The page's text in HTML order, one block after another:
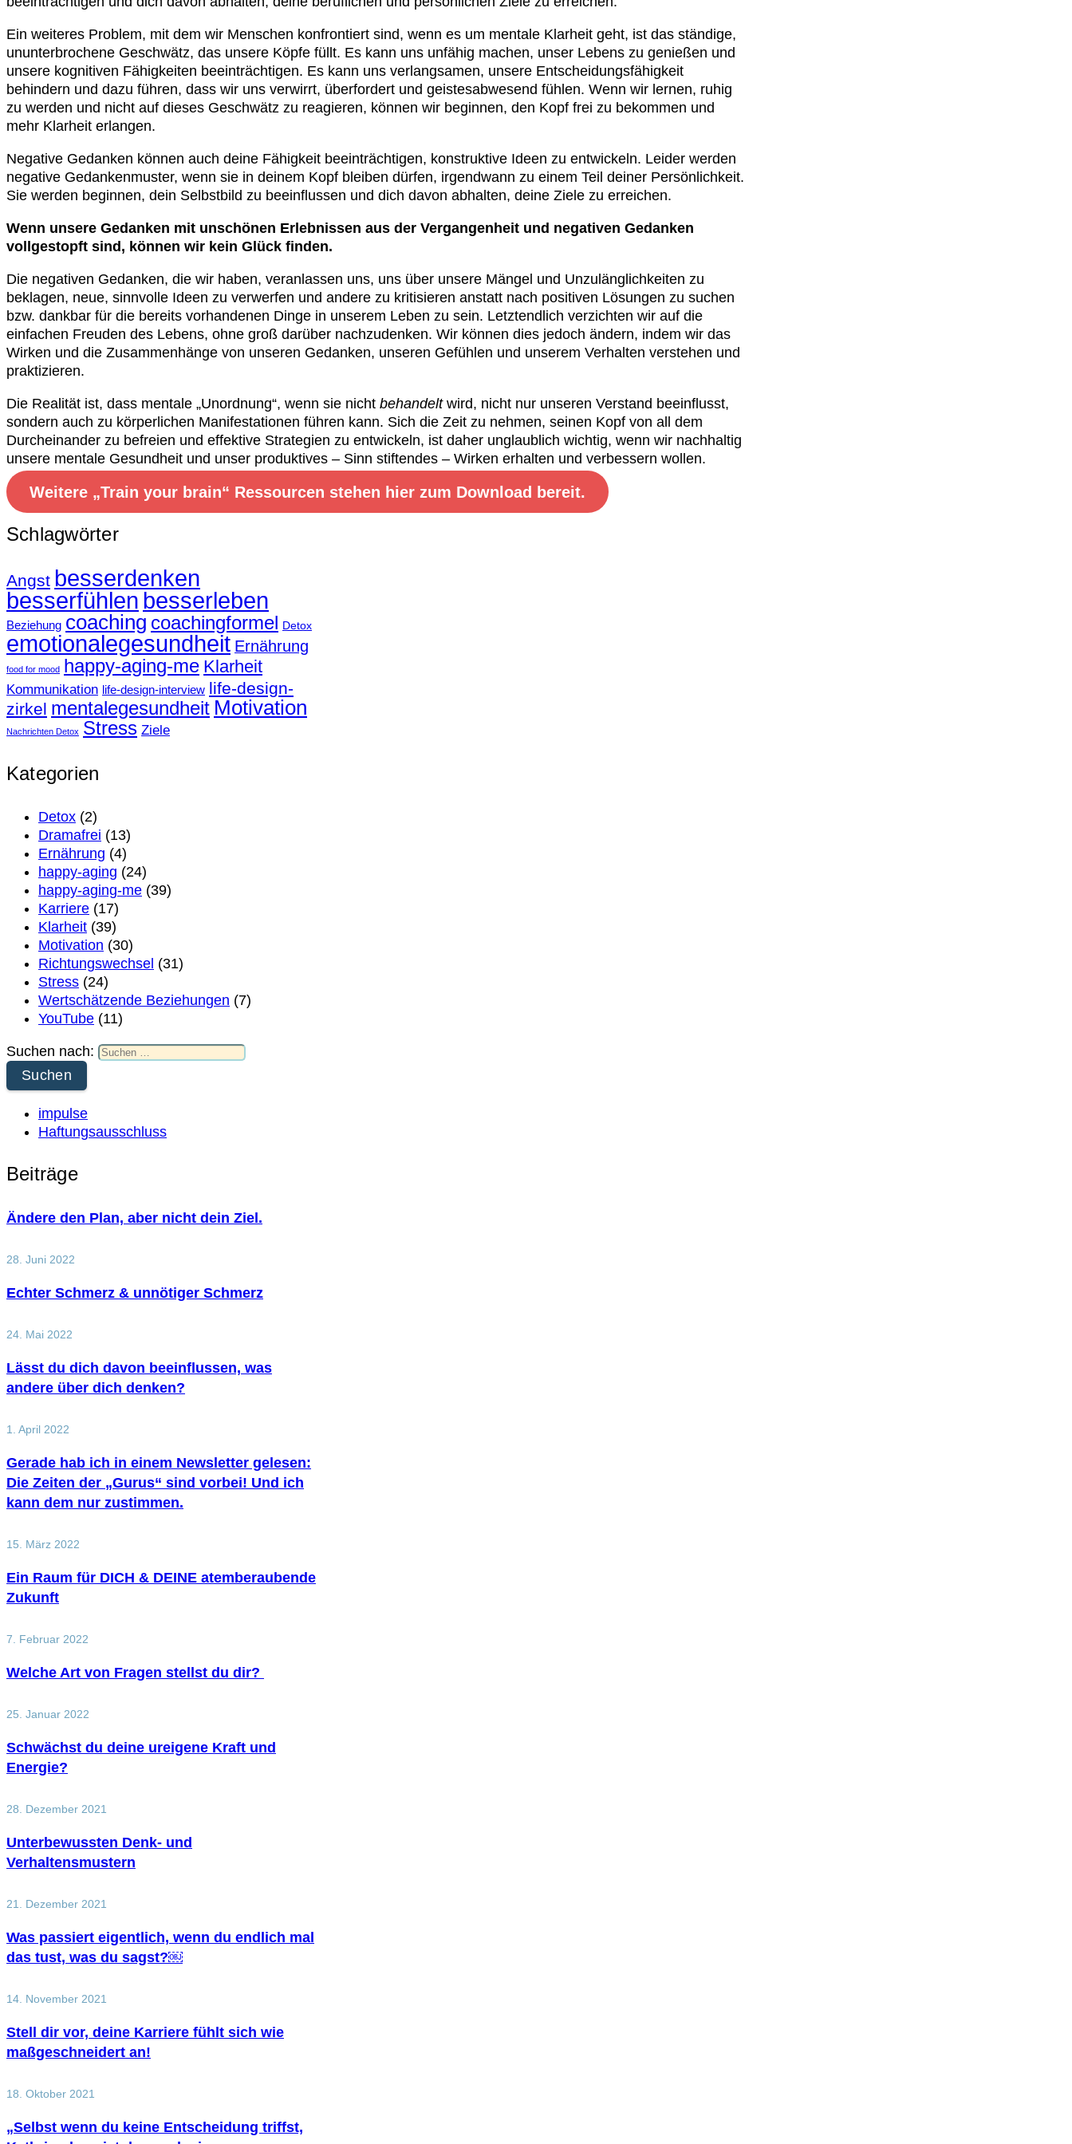
Ein weiteres Problem, mit dem wir Menschen konfrontiert sind, wenn es um mentale Klarheit geht, ist das ständige,
ununterbrochene Geschwätz, das unsere Köpfe füllt. Es kann uns unfähig machen, unser Lebens zu genießen und
unsere kognitiven Fähigkeiten beeinträchtigen. Es kann uns verlangsamen, unsere Entscheidungsfähigkeit
behindern und dazu führen, dass wir uns verwirrt, überfordert und geistesabwesend fühlen. Wenn wir lernen, ruhig
zu werden und nicht auf dieses Geschwätz zu reagieren, können wir beginnen, den Kopf frei zu bekommen und
mehr Klarheit erlangen.
Negative Gedanken können auch deine Fähigkeit beeinträchtigen, konstruktive Ideen zu entwickeln. Leider werden
negative Gedankenmuster, wenn sie in deinem Kopf bleiben dürfen, irgendwann zu einem Teil deiner Persönlichkeit.
Sie werden beginnen, dein Selbstbild zu beeinflussen und dich davon abhalten, deine Ziele zu erreichen.
Wenn unsere Gedanken mit unschönen Erlebnissen aus der Vergangenheit und negativen Gedanken
vollgestopft sind, können wir kein Glück finden.
Die negativen Gedanken, die wir haben, veranlassen uns, uns über unsere Mängel und Unzulänglichkeiten zu
beklagen, neue, sinnvolle Ideen zu verwerfen und andere zu kritisieren anstatt nach positiven Lösungen zu suchen
bzw. dankbar für die bereits vorhandenen Dinge in unserem Leben zu sein. Letztendlich verzichten wir auf die
einfachen Freuden des Lebens, ohne groß darüber nachzudenken. Wir können dies jedoch ändern, indem wir das
Wirken und die Zusammenhänge von unseren Gedanken, unseren Gefühlen und unserem Verhalten verstehen und
praktizieren.
Die Realität ist, dass mentale „Unordnung“, wenn sie nicht behandeltwird, nicht nur unseren Verstand beeinflusst,
sondern auch zu körperlichen Manifestationen führen kann. Sich die Zeit zu nehmen, seinen Kopf von all dem
Durcheinander zu befreien und effektive Strategien zu entwickeln, ist daher unglaublich wichtig, wenn wir nachhaltig
unsere mentale Gesundheit und unser produktives – Sinn stiftendes – Wirken erhalten und verbessern wollen.
Weitere „Train your brain“ Ressourcen stehen hier zum Download bereit.
Schlagwörter
Angst besserdenken
besserfühlen besserleben
Beziehung coaching coachingformel Detox
emotionalegesundheit Ernährung
food for mood happy-aging-me Klarheit
Kommunikation life-design-interview life-design-
zirkel mentalegesundheit Motivation
Nachrichten Detox Stress Ziele
Kategorien
Detox (2)
Dramafrei (13)
Ernährung (4)
happy-aging (24)
happy-aging-me (39)
Karriere (17)
Klarheit (39)
Motivation (30)
Richtungswechsel (31)
Stress (24)
Wertschätzende Beziehungen (7)
YouTube (11)
Suchen nach:
impulse
Haftungsausschluss
Beiträge
Ändere den Plan, aber nicht dein Ziel.
28. Juni 2022
Echter Schmerz & unnötiger Schmerz
24. Mai 2022
Lässt du dich davon beeinflussen, was
andere über dich denken?
1. April 2022
Gerade hab ich in einem Newsletter gelesen:
Die Zeiten der „Gurus“ sind vorbei! Und ich
kann dem nur zustimmen.
15. März 2022
Ein Raum für DICH & DEINE atemberaubende
Zukunft
7. Februar 2022
Welche Art von Fragen stellst du dir?
25. Januar 2022
Schwächst du deine ureigene Kraft und
Energie?
28. Dezember 2021
Unterbewussten Denk- und
Verhaltensmustern
21. Dezember 2021
Was passiert eigentlich, wenn du endlich mal
das tust, was du sagst?￼
14. November 2021
Stell dir vor, deine Karriere fühlt sich wie
maßgeschneidert an!
18. Oktober 2021
„Selbst wenn du keine Entscheidung triffst,